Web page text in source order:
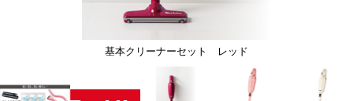
基本クリーナーセット レッド